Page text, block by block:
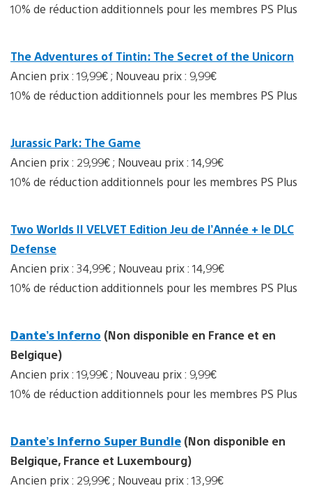
10% de réduction additionnels pour les membres PS Plus
The Adventures of Tintin: The Secret of the Unicorn
Ancien prix : 19,99€ ; Nouveau prix : 9,99€
10% de réduction additionnels pour les membres PS Plus
Jurassic Park: The Game
Ancien prix : 29,99€ ; Nouveau prix : 14,99€
10% de réduction additionnels pour les membres PS Plus
Two Worlds II VELVET Edition Jeu de l’Année + le DLC
Defense
Ancien prix : 34,99€ ; Nouveau prix : 14,99€
10% de réduction additionnels pour les membres PS Plus
Dante’s Inferno (Non disponible en France et en
Belgique)
Ancien prix : 19,99€ ; Nouveau prix : 9,99€
10% de réduction additionnels pour les membres PS Plus
Dante’s Inferno Super Bundle (Non disponible en
Belgique, France et Luxembourg)
Ancien prix : 29,99€ ; Nouveau prix : 13,99€